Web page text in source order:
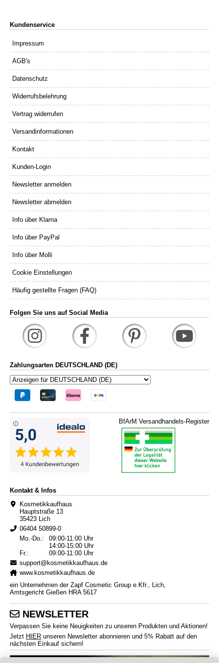
Kundenservice
Impressum
AGB's
Datenschutz
Widerrufsbelehrung
Vertrag widerrufen
Versandinformationen
Kontakt
Kunden-Login
Newsletter anmelden
Newsletter abmelden
Info über Klarna
Info über PayPal
Info über Molli
Cookie Einstellungen
Häufig gestellte Fragen (FAQ)
Folgen Sie uns auf Social Media
Zahlungsarten DEUTSCHLAND (DE)
BfArM Versandhandels-Register
Kontakt & Infos
Kosmetikkaufhaus
Hauptstraße 13
35423 Lich
06404 50899-0
Mo.-Do.:
09:00-11:00 Uhr
14:00-15:00 Uhr
Fr.:
09:00-11:00 Uhr
support@kosmetikkaufhaus.de
www.kosmetikkaufhaus.de
ein Unternehmen der Zapf Cosmetic Group e.Kfr., Lich,
Amtsgericht Gießen HRA 5617
NEWSLETTER
Verpassen Sie keine Neuigkeiten zu unseren Produkten und Aktionen!
Jetzt HIER unseren Newsletter abonnieren und 5% Rabatt auf den
nächsten Einkauf sichern!